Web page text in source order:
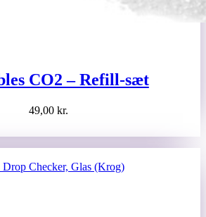
CO2 – Refill-sæt
49,00 kr.